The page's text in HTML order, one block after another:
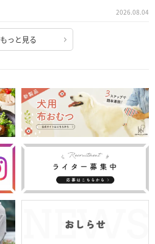
2026.08.04
もっと見る